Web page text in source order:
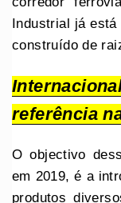
Industrial já
construído de
referência
O objectivo
em 2019, é a
produtos